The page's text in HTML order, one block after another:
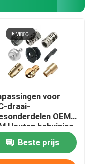
voor
draai-
OEM
Houten behuizing
Beste prijs